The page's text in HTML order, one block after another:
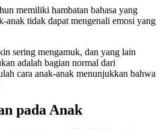
memiliki hambatan bahasa yang
anak tidak dapat mengenali emosi yang
sering mengamuk, dan yang lain
adalah bagian normal dari
cara anak-anak menunjukkan bahwa
pada Anak